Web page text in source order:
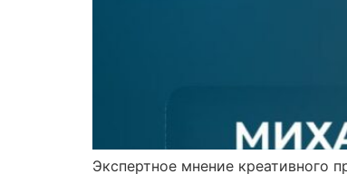
Экспертное мнение креативного